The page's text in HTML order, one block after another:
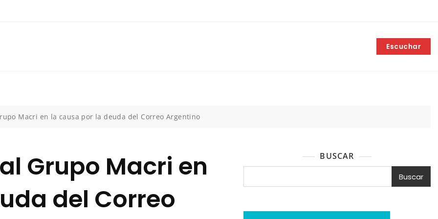
Escuchar
Macri en la causa por la deuda del Correo Argentino
Grupo Macri en
del Correo
BUSCAR
Buscar